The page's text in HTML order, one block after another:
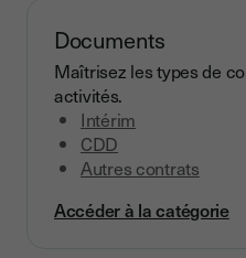
Documents
Maîtrisez les types de
activités.
Intérim
CDD
Autres contrats
Accéder à la catégorie